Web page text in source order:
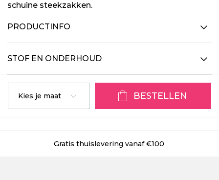
schuine steekzakken.
PRODUCTINFO
STOF EN ONDERHOUD
Kies je maat BESTELLEN
Gratis thuislevering vanaf €100